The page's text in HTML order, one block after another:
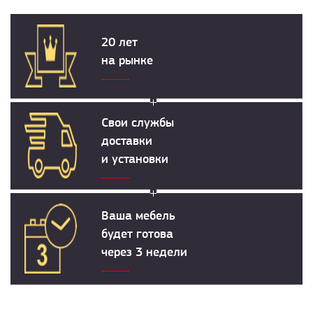
20 лет
на рынке
Свои службы
доставки
и установки
Ваша мебель
будет готова
через 3 недели